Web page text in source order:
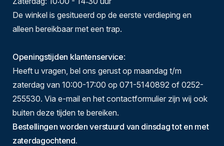
De winkel is gesitueerd op de eerste verdieping en
alleen bereikbaar met een trap.
Openingstijden klantenservice:
Heeft u vragen, bel ons gerust op maandag t/m
zaterdag van 10:00-17:00 op 071-5140892 of 0252-
255530. Via e-mail en het contactformulier zijn wij ook
buiten deze tijden te bereiken.
Bestellingen worden verstuurd van dinsdag tot en met
zaterdagochtend.